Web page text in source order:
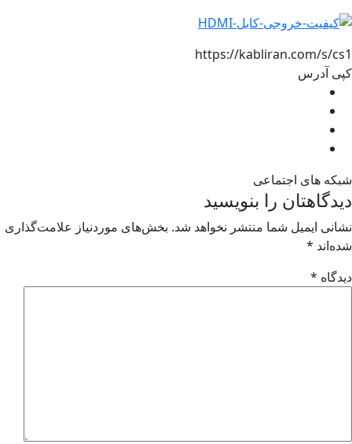
https://kabliran.com/s/cs1
کپی آدرس
شبکه های اجتماعی
دیدگاهتان را بنویسید
نشانی ایمیل شما منتشر نخواهد شد. بخش‌های موردنیاز علامت‌گذاری
شده‌اند *
دیدگاه *